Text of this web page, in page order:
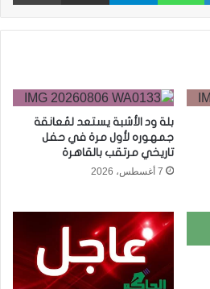
بلة ود الأشبة يستعد لمُعانقة
جمهوره لأول مرة في حفل
تاريخي مرتقب بالقاهرة
7 أغسطس، 2026